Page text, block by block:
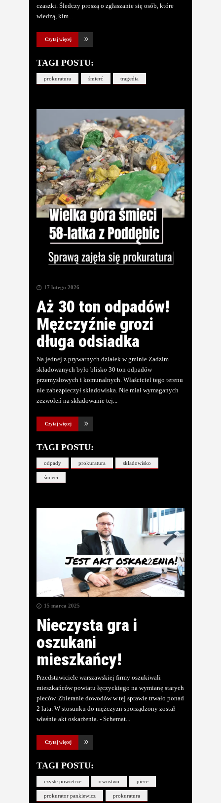
czaszki. Śledczy proszą o zgłaszanie się osób, które
wiedzą, kim
Czytaj więcej
TAGI POSTU:
prokuratura śmierć tragedia
17 lutego 2026
Aż 30 ton odpadów!
Mężczyźnie grozi
długa odsiadka
Na jednej z prywatnych działek w gminie Zadzim
składowanych było blisko 30 ton odpadów
przemysłowych i komunalnych. Właściciel tego terenu
nie zabezpieczył składowiska. Nie miał wymaganych
zezwoleń na składowanie tej
Czytaj więcej
TAGI POSTU:
odpady prokuratura składowisko
śmieci
15 marca 2025
Nieczysta gra i
oszukani
mieszkańcy!
Przedstawiciele warszawskiej firmy oszukiwali
mieszkańców powiatu łęczyckiego na wymianę starych
pieców. Zbieranie dowodów w tej sprawie trwało ponad
2 lata. W stosunku do mężczyzn sporządzony został
właśnie akt oskarżenia. - Schemat
Czytaj więcej
TAGI POSTU:
czyste powietrze oszustwo piece
prokurator pankiewicz prokuratura